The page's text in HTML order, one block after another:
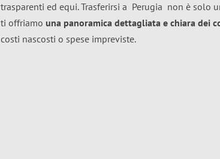
trasparenti ed equi. Trasferirsi a Perugia non è solo
ti offriamo una panoramica dettagliata e chiara dei
costi nascosti o spese impreviste.